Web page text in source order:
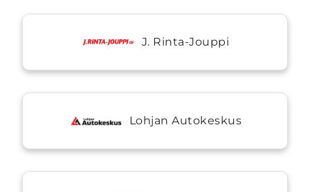
J. Rinta-Jouppi
Lohjan Autokeskus